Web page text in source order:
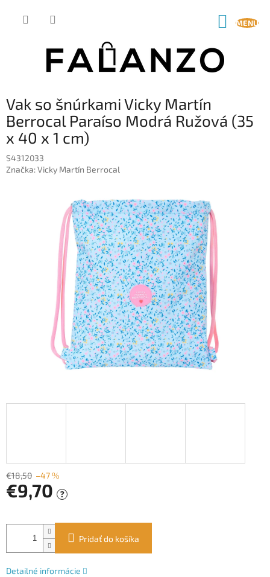
Vak so šnúrkami Vicky Martín
Berrocal Paraíso Modrá Ružová (35
x 40 x 1 cm)
S4312033
Značka:Vicky Martín Berrocal
€18,50 –47 %
€9,70 ?
cena:
Pridať do košíka
Detailné informácie